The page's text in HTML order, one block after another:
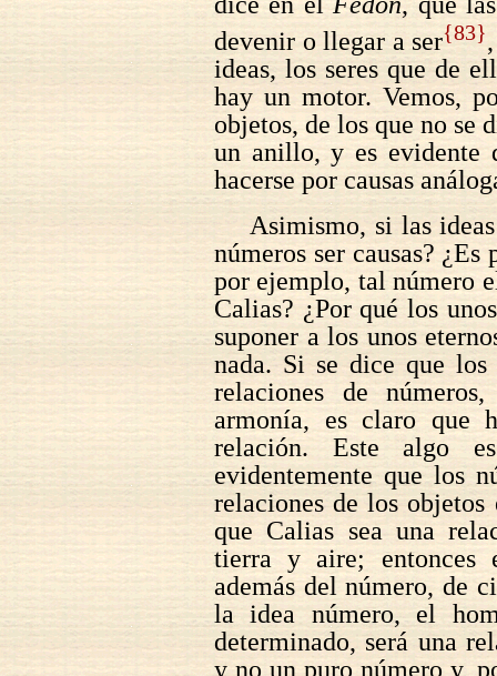
devenir o llegar a ser{83}
ideas, los seres que de
hay un motor. Vemos,
objetos, de los que no se
un anillo, y es evidente
hacerse por causas
Asimismo, si las
números ser causas? ¿Es
por ejemplo, tal número
Calias? ¿Por qué los
suponer a los unos
nada. Si se dice que los
relaciones de
armonía, es claro que
relación. Este algo
evidentemente que los
relaciones de los objetos
que Calias sea una
tierra y aire; entonces
además del número, de
la idea número, el
determinado, será una
y no un puro número y,